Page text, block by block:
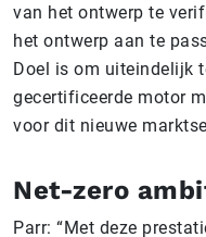
van het ontwerp te
het ontwerp aan te
Doel is om uiteindelijk
gecertificeerde motor
voor dit nieuwe
Net-zero
Parr: “Met deze